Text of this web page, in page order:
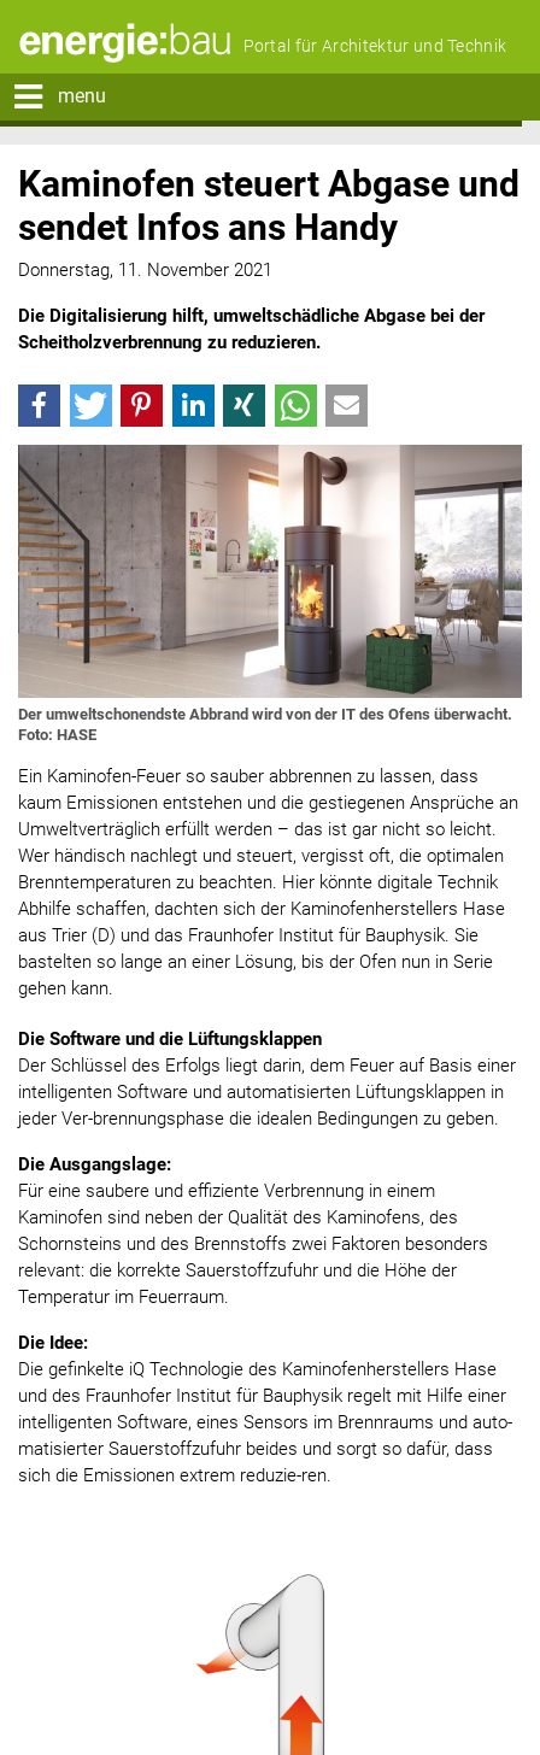
Portal für Architektur und Technik
menu
Kaminofen steuert Abgase und
sendet Infos ans Handy
Donnerstag, 11. November 2021
Die Digitalisierung hilft, umweltschädliche Abgase bei der
Scheitholzverbrennung zu reduzieren.
Der umweltschonendste Abbrand wird von der IT des Ofens überwacht.
Foto: HASE
Ein Kaminofen-Feuer so sauber abbrennen zu lassen, dass
kaum Emissionen entstehen und die gestiegenen Ansprüche an
Umweltverträglich erfüllt werden – das ist gar nicht so leicht.
Wer händisch nachlegt und steuert, vergisst oft, die optimalen
Brenntemperaturen zu beachten. Hier könnte digitale Technik
Abhilfe schaffen, dachten sich der Kaminofenherstellers Hase
aus Trier (D) und das Fraunhofer Institut für Bauphysik. Sie
bastelten so lange an einer Lösung, bis der Ofen nun in Serie
gehen kann.
Die Software und die Lüftungsklappen
Der Schlüssel des Erfolgs liegt darin, dem Feuer auf Basis einer
intelligenten Software und automatisierten Lüftungsklappen in
jeder Ver-brennungsphase die idealen Bedingungen zu geben.
Die Ausgangslage:
Für eine saubere und effiziente Verbrennung in einem
Kaminofen sind neben der Qualität des Kaminofens, des
Schornsteins und des Brennstoffs zwei Faktoren besonders
relevant: die korrekte Sauerstoffzufuhr und die Höhe der
Temperatur im Feuerraum.
Die Idee:
Die gefinkelte iQ Technologie des Kaminofenherstellers Hase
und des Fraunhofer Institut für Bauphysik regelt mit Hilfe einer
intelligenten Software, eines Sensors im Brennraums und auto-
matisierter Sauerstoffzufuhr beides und sorgt so dafür, dass
sich die Emissionen extrem reduzie-ren.